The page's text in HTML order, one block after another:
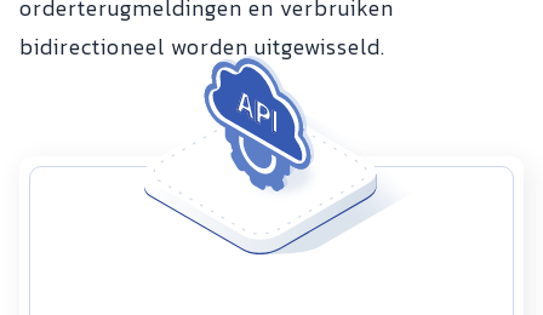
orderterugmeldingen en verbruiken
bidirectioneel worden uitgewisseld.